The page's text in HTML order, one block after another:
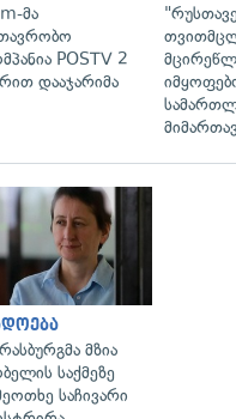
მა
POSTV 2
დააჯარიმა
მზია
საქმეზე
საჩივარი